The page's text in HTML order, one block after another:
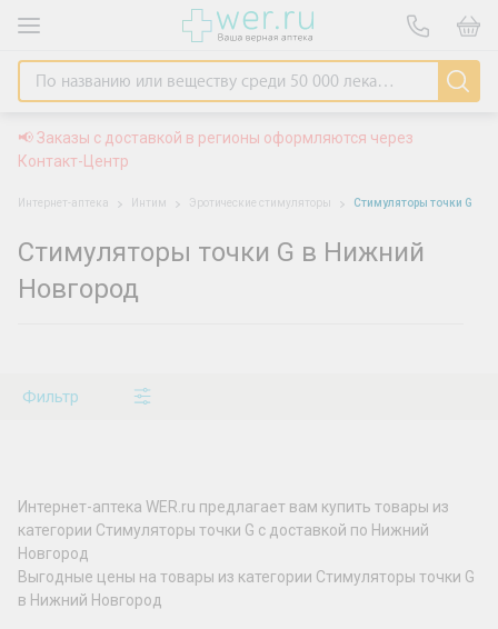
📢 Заказы с доставкой в регионы оформляются через
Контакт-Центр
Интернет-аптека Интим Эротические стимуляторы Стимуляторы точки G
Стимуляторы точки G в Нижний
Новгород
Фильтр
Интернет-аптека WER.ru предлагает вам купить товары из
категории Стимуляторы точки G с доставкой по Нижний
Новгород
Выгодные цены на товары из категории Стимуляторы точки G
в Нижний Новгород